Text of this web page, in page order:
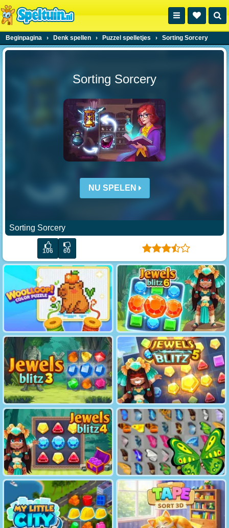
Beginpagina › Denk spellen › Puzzel spelletjes › Sorting Sorcery
Sorting Sorcery
NU SPELEN
Sorting Sorcery
106 60